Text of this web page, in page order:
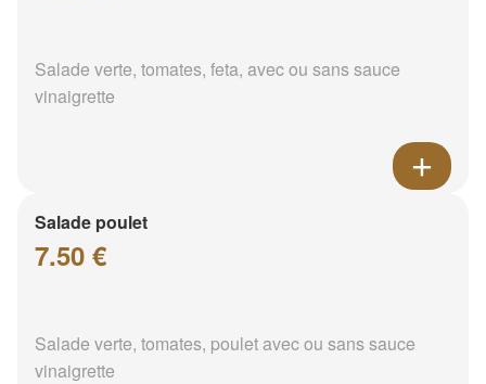
Salade verte, tomates, feta, avec ou sans sauce
vinaigrette
Salade poulet
7.50 €
Salade verte, tomates, poulet avec ou sans sauce
vinaigrette